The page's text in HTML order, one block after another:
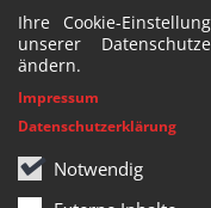
Ihre Cookie-
unserer
ändern.
Notwendig
Impressum
Datenschutzerklärung